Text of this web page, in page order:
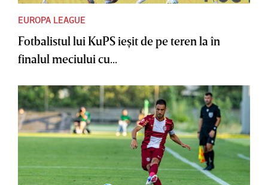
EUROPA LEAGUE
Fotbalistul lui KuPS ieşit de pe teren la în
finalul meciului cu...